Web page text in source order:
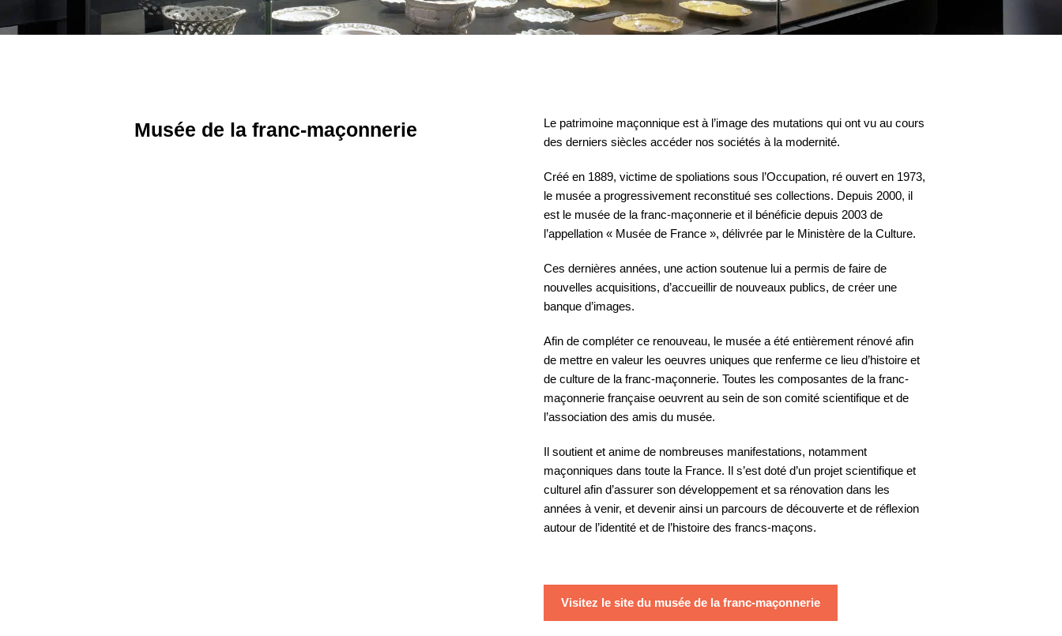
Divers aspects de la pensée
Invité : Nicolas PENIN, Grand
Divers aspects de la pensée
contemporaine
fraternelle et ses
promesses d’ém...
contemporaine
des deux prem...
Invité(s) : Nicolas PENIN,
Grand Maître du Gran...
04 Mai. 2025
Musée de la franc-maçonnerie
Le patrimoine maçonnique est à l’image des mutations qui ont vu au cours
des derniers siècles accéder nos sociétés à la modernité.
Créé en 1889, victime de spoliations sous l’Occupation, ré ouvert en 1973,
le musée a progressivement reconstitué ses collections. Depuis 2000, il
est le musée de la franc-maçonnerie et il bénéficie depuis 2003 de
l’appellation « Musée de France », délivrée par le Ministère de la Culture.
Ces dernières années, une action soutenue lui a permis de faire de
nouvelles acquisitions, d’accueillir de nouveaux publics, de créer une
banque d’images.
Afin de compléter ce renouveau, le musée a été entièrement rénové afin
de mettre en valeur les oeuvres uniques que renferme ce lieu d’histoire et
de culture de la franc-maçonnerie. Toutes les composantes de la franc-
maçonnerie française oeuvrent au sein de son comité scientifique et de
l’association des amis du musée.
Il soutient et anime de nombreuses manifestations, notamment
maçonniques dans toute la France. Il s’est doté d’un projet scientifique et
culturel afin d’assurer son développement et sa rénovation dans les
années à venir, et devenir ainsi un parcours de découverte et de réflexion
autour de l’identité et de l’histoire des francs-maçons.
Visitez le site du musée de la franc-maçonnerie